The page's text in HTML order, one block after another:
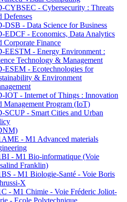
CYBSEC - Cybersecurity : Threats
Defenses
DSB - Data Science for Business
EDCF - Economics, Data Analytics
Corporate Finance
EESTM - Energy Environment :
Technology & Management
ESEM - Ecotechnologies for
& Environment
IOT - Internet of Things : Innovation
Management Program (IoT)
SCUP - Smart Cities and Urban
- M1 Advanced materials
- M1 Bio-informatique (Voie
Franklin)
- M1 Biologie-Santé - Voie Boris
X
- M1 Chimie - Voie Fréderic Joliot-
- Ecole Polytechnique